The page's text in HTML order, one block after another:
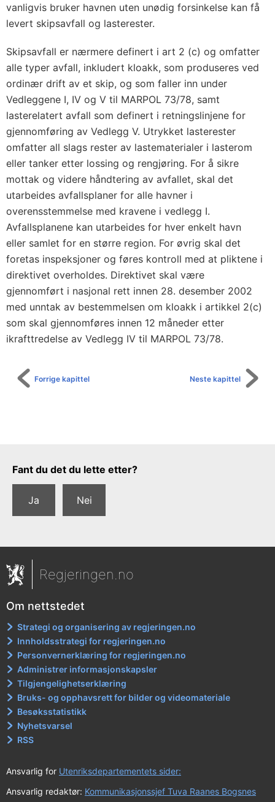
vanligvis bruker havnen uten unødig forsinkelse kan få
levert skipsavfall og lasterester.
Skipsavfall er nærmere definert i art 2 (c) og omfatter
alle typer avfall, inkludert kloakk, som produseres ved
ordinær drift av et skip, og som faller inn under
Vedleggene I, IV og V til MARPOL 73/78, samt
lasterelatert avfall som definert i retningslinjene for
gjennomføring av Vedlegg V. Utrykket lasterester
omfatter all slags rester av lastematerialer i lasterom
eller tanker etter lossing og rengjøring. For å sikre
mottak og videre håndtering av avfallet, skal det
utarbeides avfallsplaner for alle havner i
overensstemmelse med kravene i vedlegg I.
Avfallsplanene kan utarbeides for hver enkelt havn
eller samlet for en større region. For øvrig skal det
foretas inspeksjoner og føres kontroll med at pliktene i
direktivet overholdes. Direktivet skal være
gjennomført i nasjonal rett innen 28. desember 2002
med unntak av bestemmelsen om kloakk i artikkel 2(c)
som skal gjennomføres innen 12 måneder etter
ikrafttredelse av Vedlegg IV til MARPOL 73/78.
Neste kapittel
Forrige kapittel
Tilbakemeldingsskjema
Fant du det du lette etter?
Ja Nei
Regjeringen.no
Om nettstedet
Strategi og organisering av regjeringen.no
Innholdsstrategi for regjeringen.no
Personvernerklæring for regjeringen.no
Administrer informasjonskapsler
Tilgjengelighetserklæring
Bruks- og opphavsrett for bilder og videomateriale
Besøksstatistikk
Nyhetsvarsel
RSS
Ansvarlig for Utenriksdepartementets sider:
Ansvarlig redaktør: Kommunikasjonssjef Tuva Raanes Bogsnes